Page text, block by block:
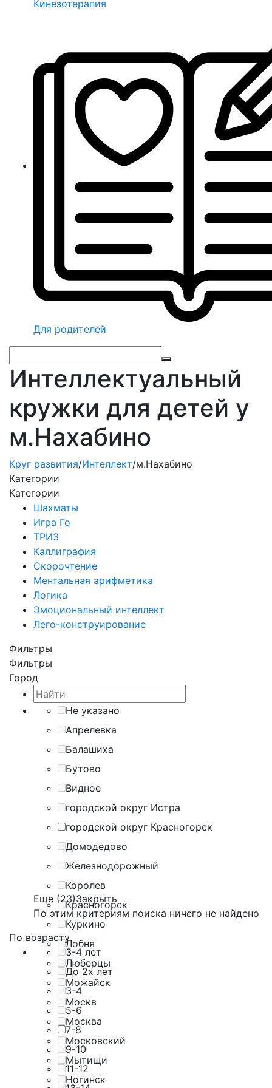
Кинезотерапия
Для родителей
Интеллектуальный
кружки для детей у
м.Нахабино
Круг развития/Интеллект/м.Нахабино
Категории
Категории
Шахматы
Игра Го
ТРИЗ
Каллиграфия
Скорочтение
Ментальная арифметика
Логика
Эмоциональный интеллект
Лего-конструирование
Фильтры
Фильтры
Город
Не указано
Апрелевка
Балашиха
Бутово
Видное
городской округ Истра
городской округ Красногорск
Домодедово
Железнодорожный
Королев
Красногорск
Куркино
Лобня
Люберцы
Можайск
Москв
Москва
Московский
Мытищи
Ногинск
Еще (23)Закрыть
По этим критериям поиска ничего не найдено
По возрасту
3-4 лет
До 2х лет
3-4
5-6
7-8
9-10
11-12